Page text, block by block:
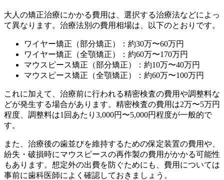
大人の矯正治療にかかる費用は、選択する治療法などによっ
て異なります。治療法別の費用相場は、以下のとおりです。
ワイヤー矯正（部分矯正）：約30万〜60万円
ワイヤー矯正（全顎矯正）：約60万〜170万円
マウスピース矯正（部分矯正）：約10万〜40万円
マウスピース矯正（全顎矯正）：約60万〜100万円
これに加えて、治療前に行われる精密検査の費用や調整料な
どが発生する場合があります。精密検査の費用は2万〜5万円
程度、調整料は1回あたり3,000円〜5,000円程度が一般的で
す。
また、治療後の歯並びを維持するための保定装置の費用や、
紛失・破損時にマウスピースの再作製の費用がかかる可能性
もあります。想定外の出費を防ぐためにも、費用については
事前に歯科医師によく確認しておきましょう。